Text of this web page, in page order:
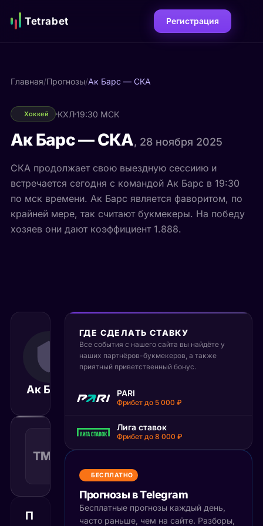
Tetrabet Регистрация
Главная/Прогнозы/Ак Барс — СКА
Хоккей КХЛ19:30 МСК
Ак Барс — СКА, 28 ноября 2025
СКА продолжает свою выездную сессиию и
встречается сегодня с командой Ак Барс в 19:30
по мск времени. Ак Барс является фаворитом, по
крайней мере, так считают букмекеры. На победу
хозяев они дают коэффициент 1.888.
Ак Барс
28 ноября 2025
19:30
МСК
ТМ(6)
Тотал
Рекомендуемая
ставка
П
ГДЕ СДЕЛАТЬ СТАВКУ
Все события с нашего сайта вы найдёте у
наших партнёров-букмекеров, а также
приятный приветственный бонус.
PARI
Фрибет до 5 000 ₽
Лига ставок
Фрибет до 8 000 ₽
БЕСПЛАТНО
Прогнозы в Telegram
Бесплатные прогнозы каждый день,
часто раньше, чем на сайте. Разборы,